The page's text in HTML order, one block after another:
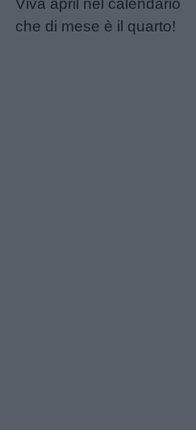
che di mese è il quarto!